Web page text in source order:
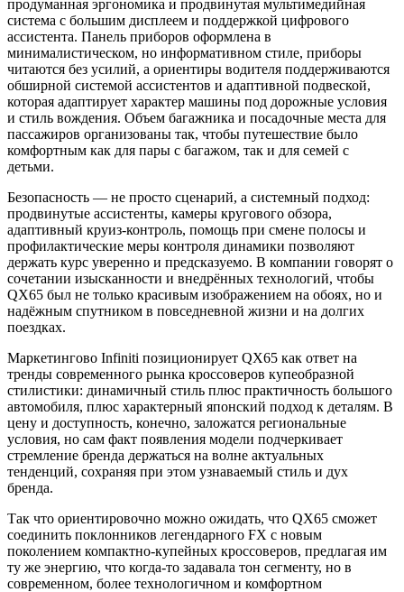
продуманная эргономика и продвинутая мультимедийная
система с большим дисплеем и поддержкой цифрового
ассистента. Панель приборов оформлена в
минималистическом, но информативном стиле, приборы
читаются без усилий, а ориентиры водителя поддерживаются
обширной системой ассистентов и адаптивной подвеской,
которая адаптирует характер машины под дорожные условия
и стиль вождения. Объем багажника и посадочные места для
пассажиров организованы так, чтобы путешествие было
комфортным как для пары с багажом, так и для семей с
детьми.
Безопасность — не просто сценарий, а системный подход:
продвинутые ассистенты, камеры кругового обзора,
адаптивный круиз-контроль, помощь при смене полосы и
профилактические меры контроля динамики позволяют
держать курс уверенно и предсказуемо. В компании говорят о
сочетании изысканности и внедрённых технологий, чтобы
QX65 был не только красивым изображением на обоях, но и
надёжным спутником в повседневной жизни и на долгих
поездках.
Маркетингово Infiniti позиционирует QX65 как ответ на
тренды современного рынка кроссоверов купеобразной
стилистики: динамичный стиль плюс практичность большого
автомобиля, плюс характерный японский подход к деталям. В
цену и доступность, конечно, заложатся региональные
условия, но сам факт появления модели подчеркивает
стремление бренда держаться на волне актуальных
тенденций, сохраняя при этом узнаваемый стиль и дух
бренда.
Так что ориентировочно можно ожидать, что QX65 сможет
соединить поклонников легендарного FX с новым
поколением компактно-купейных кроссоверов, предлагая им
ту же энергию, что когда-то задавала тон сегменту, но в
современном, более технологичном и комфортном